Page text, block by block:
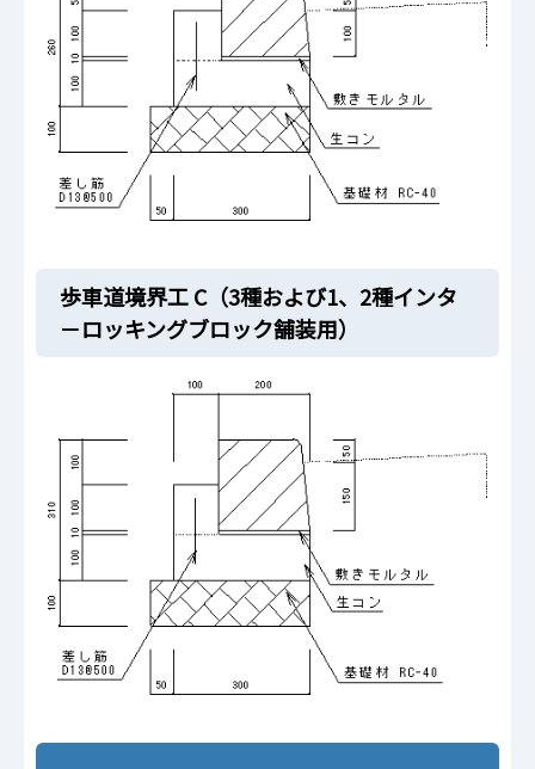
歩車道境界工 C（3種および1、2種インタ
－ロッキングブロック舗装用）